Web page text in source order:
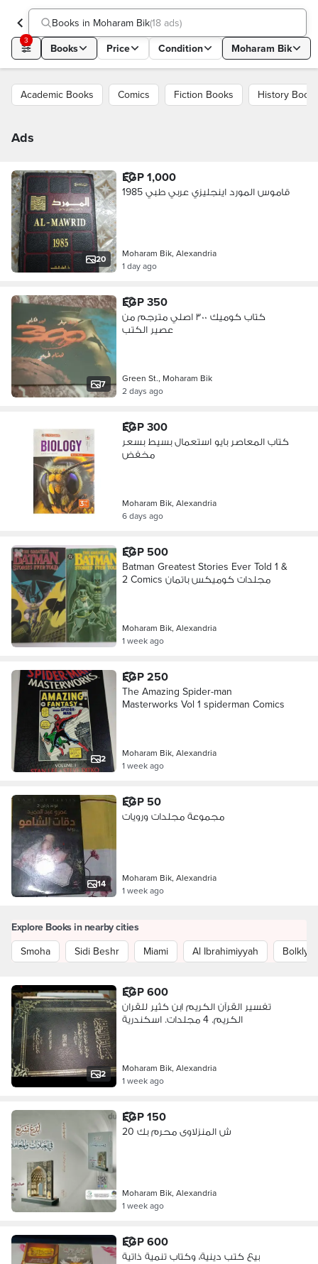
Books in Moharam Bik(18 ads)
3
Books Price Condition Moharam Bik
Academic Books Comics Fiction Books History
Ads
20
EGP 1,000
قاموس المورد اينجليزي عربي طبي 1985
Moharam Bik, Alexandria
1 day ago
7
EGP 350
كتاب كوميك ٣٠٠ اصلي مترجم من
عصير الكتب
Green St., Moharam Bik
2 days ago
EGP 300
كتاب المعاصر بايو استعمال بسيط بسعر
مخفض
Moharam Bik, Alexandria
6 days ago
EGP 500
Batman Greatest Stories Ever Told 1 &
2 Comics مجلدات كوميكس باتمان
Moharam Bik, Alexandria
1 week ago
2
EGP 250
The Amazing Spider-man
Masterworks Vol 1 spiderman Comics
Moharam Bik, Alexandria
1 week ago
14
EGP 50
مجموعة مجلدات ورويات
Moharam Bik, Alexandria
1 week ago
Explore Books in nearby cities
Smoha
Sidi Beshr Miami Al Ibrahimiyyah Bolkly
2
EGP 600
تفسير القرآن الكريم ابن كثير للقران
الكريم. 4 مجلدات. اسكندرية
Moharam Bik, Alexandria
1 week ago
EGP 150
20 ش المنزلاوى محرم بك
Moharam Bik, Alexandria
1 week ago
EGP 600
بيع كتب دينية، وكتاب تنمية ذاتية